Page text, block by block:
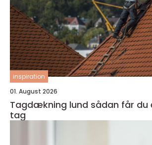
inspiration
01. August 2026
Tagdækning lund sådan får du et holdbart
tag